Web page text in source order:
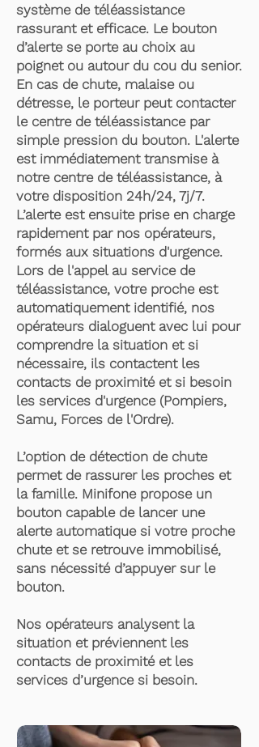
système de téléassistance
rassurant et efficace. Le bouton
d’alerte se porte au choix au
poignet ou autour du cou du senior.
En cas de chute, malaise ou
détresse, le porteur peut contacter
le centre de téléassistance par
simple pression du bouton. L'alerte
est immédiatement transmise à
notre centre de téléassistance, à
votre disposition 24h/24, 7j/7.
L’alerte est ensuite prise en charge
rapidement par nos opérateurs,
formés aux situations d'urgence.
Lors de l'appel au service de
téléassistance, votre proche est
automatiquement identifié, nos
opérateurs dialoguent avec lui pour
comprendre la situation et si
nécessaire, ils contactent les
contacts de proximité et si besoin
les services d'urgence (Pompiers,
Samu, Forces de l'Ordre).
L’option de détection de chute
permet de rassurer les proches et
la famille. Minifone propose un
bouton capable de lancer une
alerte automatique si votre proche
chute et se retrouve immobilisé,
sans nécessité d’appuyer sur le
bouton.
Nos opérateurs analysent la
situation et préviennent les
contacts de proximité et les
services d’urgence si besoin.